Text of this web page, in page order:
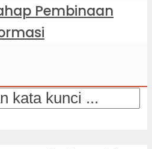
Pembinaan